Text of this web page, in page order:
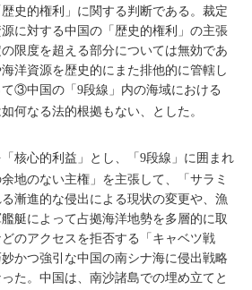
史的権利」に関する判断である。裁定
に対する中国の「歴史的権利」の主張
限度を超える部分については無効であ
洋資源を歴史的にまた排他的に管轄し
て③中国の「9段線」内の海域における
何なる法的根拠もない、とした。
核心的利益」とし、「9段線」に囲まれ
地のない主権」を主張して、「サラミ
漸進的な侵出による現状の変更や、漁
艇によって占拠海洋地勢を多層的に取
のアクセスを拒否する「キャベツ戦
かつ強引な中国の南シナ海に侵出戦略
た。中国は、南沙諸島での埋め立てと